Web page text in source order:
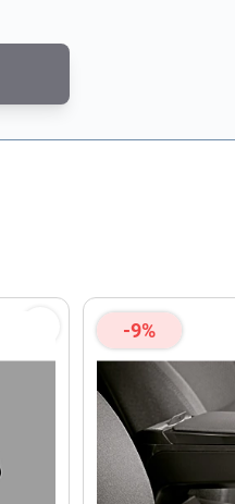
reCAPTCHA. Hetprivacybeleid
-9%